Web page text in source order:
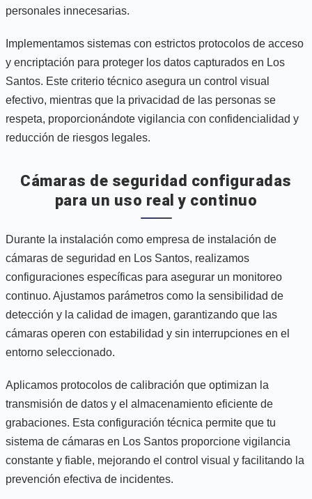
personales innecesarias.
Implementamos sistemas con estrictos protocolos de acceso
y encriptación para proteger los datos capturados en Los
Santos. Este criterio técnico asegura un control visual
efectivo, mientras que la privacidad de las personas se
respeta, proporcionándote vigilancia con confidencialidad y
reducción de riesgos legales.
Cámaras de seguridad configuradas
para un uso real y continuo
Durante la instalación como empresa de instalación de
cámaras de seguridad en Los Santos, realizamos
configuraciones específicas para asegurar un monitoreo
continuo. Ajustamos parámetros como la sensibilidad de
detección y la calidad de imagen, garantizando que las
cámaras operen con estabilidad y sin interrupciones en el
entorno seleccionado.
Aplicamos protocolos de calibración que optimizan la
transmisión de datos y el almacenamiento eficiente de
grabaciones. Esta configuración técnica permite que tu
sistema de cámaras en Los Santos proporcione vigilancia
constante y fiable, mejorando el control visual y facilitando la
prevención efectiva de incidentes.